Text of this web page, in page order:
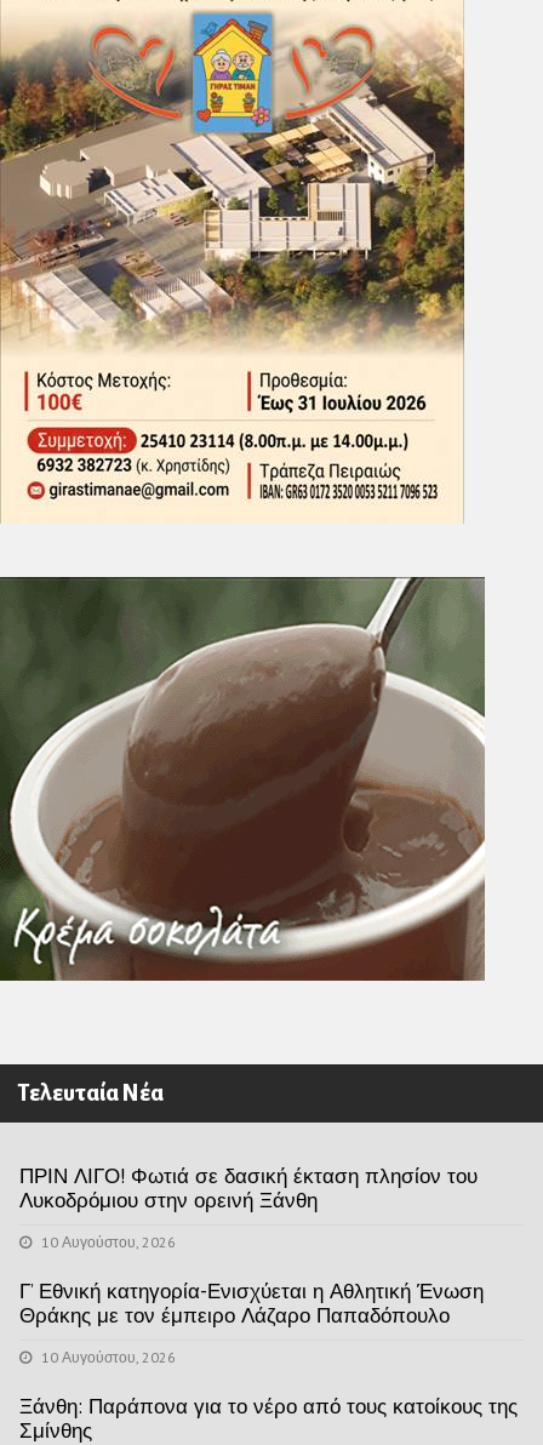
Τελευταία Νέα
ΠΡΙΝ ΛΙΓΟ! Φωτιά σε δασική έκταση πλησίον του
Λυκοδρόμιου στην ορεινή Ξάνθη
10 Αυγούστου, 2026
Γ’ Εθνική κατηγορία-Ενισχύεται η Αθλητική Ένωση
Θράκης με τον έμπειρο Λάζαρο Παπαδόπουλο
10 Αυγούστου, 2026
Ξάνθη: Παράπονα για το νέρο από τους κατοίκους της
Σμίνθης